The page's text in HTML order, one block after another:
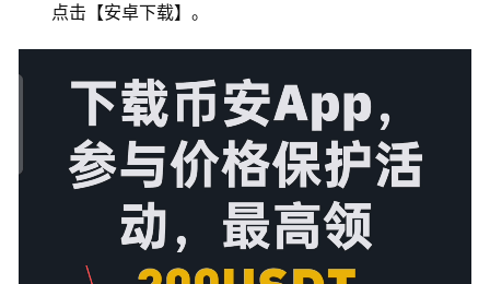
点击【安卓下载】。